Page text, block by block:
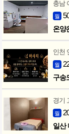
충남
월
온양
인천
월
구송
경기
월
일산